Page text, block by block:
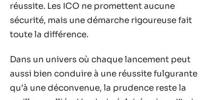
réussite. Les ICO ne promettent aucune
sécurité, mais une démarche rigoureuse fait
toute la différence.
Dans un univers où chaque lancement peut
aussi bien conduire à une réussite fulgurante
qu’à une déconvenue, la prudence reste la